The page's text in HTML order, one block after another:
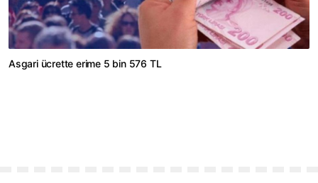
Asgari ücrette erime 5 bin 576 TL